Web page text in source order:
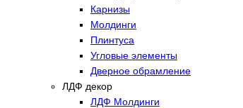
Карнизы
Молдинги
Плинтуса
Угловые элементы
Дверное обрамление
ЛДФ декор
ЛДФ Молдинги